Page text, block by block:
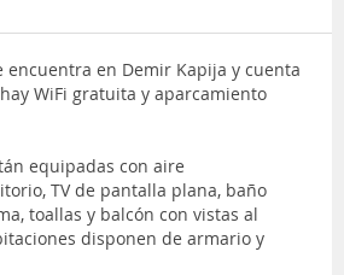
encuentra en Demir Kapija y cuenta
WiFi gratuita y aparcamiento
equipadas con aire
TV de pantalla plana, baño
toallas y balcón con vistas al
disponen de armario y